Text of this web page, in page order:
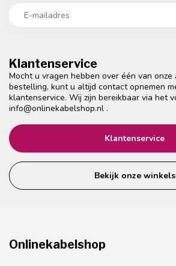
Klantenservice
Mocht u vragen hebben over één van
bestelling, kunt u altijd contact opnemen
klantenservice. Wij zijn bereikbaar via het
info@onlinekabelshop.nl .
Klantenservice
Bekijk onze winkels
Onlinekabelshop